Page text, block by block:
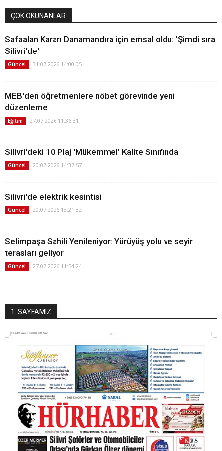
ÇOK OKUNANLAR
Safaalan Kararı Danamandıra için emsal oldu: 'Şimdi sıra
Silivri'de'
Güncel 31.07.2026 14:00:05
MEB'den öğretmenlere nöbet görevinde yeni
düzenleme
Eğitim 27.07.2026 11:36:31
Silivri'deki 10 Plaj 'Mükemmel' Kalite Sınıfında
Güncel 20.07.2026 14:37:57
Silivri'de elektrik kesintisi
Güncel 20.07.2026 13:21:32
Selimpaşa Sahili Yenileniyor: Yürüyüş yolu ve seyir
terasları geliyor
Güncel 27.07.2026 11:54:24
1. SAYFAMIZ